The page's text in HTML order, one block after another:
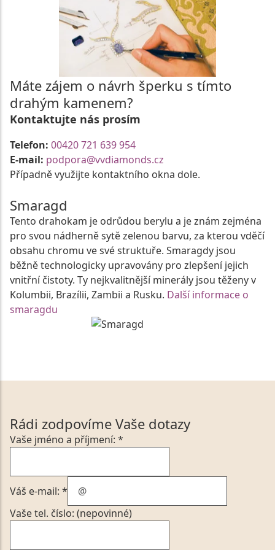
Máte zájem o návrh šperku s tímto
drahým kamenem?
Kontaktujte nás prosím
Telefon: 00420 721 639 954
E-mail: podpora@vvdiamonds.cz
Případně využijte kontaktního okna dole.
Smaragd
Tento drahokam je odrůdou berylu a je znám zejména
pro svou nádherně sytě zelenou barvu, za kterou vděčí
obsahu chromu ve své struktuře. Smaragdy jsou
běžně technologicky upravovány pro zlepšení jejich
vnitřní čistoty. Ty nejkvalitnější minerály jsou těženy v
Kolumbii, Brazílii, Zambii a Rusku. Další informace o
smaragdu
Rádi zodpovíme Vaše dotazy
Vaše jméno a příjmení: *
Váš e-mail: *
Vaše tel. číslo: (nepovinné)